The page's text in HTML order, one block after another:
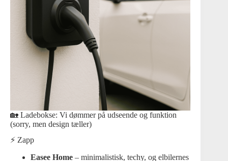
🏡 Ladebokse: Vi dømmer på udseende og funktion
(sorry, men design tæller)
⚡ Zapp
Easee Home – minimalistisk, techy, og elbilernes